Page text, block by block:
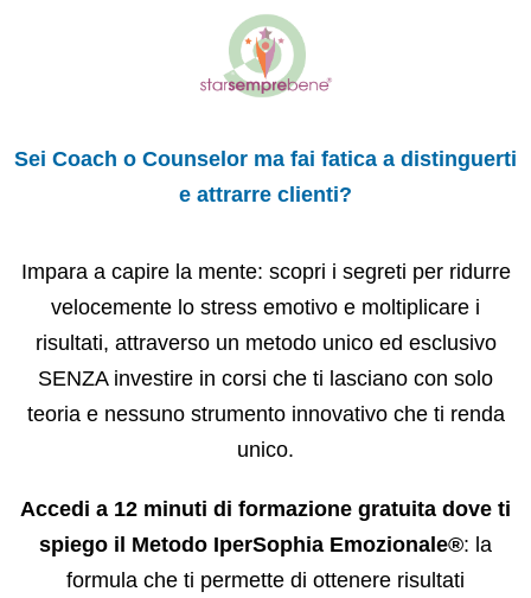
Sei Coach o Counselor ma fai fatica a distinguerti
e attrarre clienti?
Impara a capire la mente: scopri i segreti per ridurre
velocemente lo stress emotivo e moltiplicare i
risultati, attraverso un metodo unico ed esclusivo
SENZA investire in corsi che ti lasciano con solo
teoria e nessuno strumento innovativo che ti renda
unico.
Accedi a 12 minuti di formazione gratuita dove ti
spiego il Metodo IperSophia Emozionale®: la
formula che ti permette di ottenere risultati